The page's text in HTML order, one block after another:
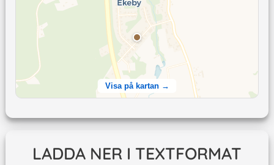
Visa på kartan →
LADDA NER I TEXTFORMAT